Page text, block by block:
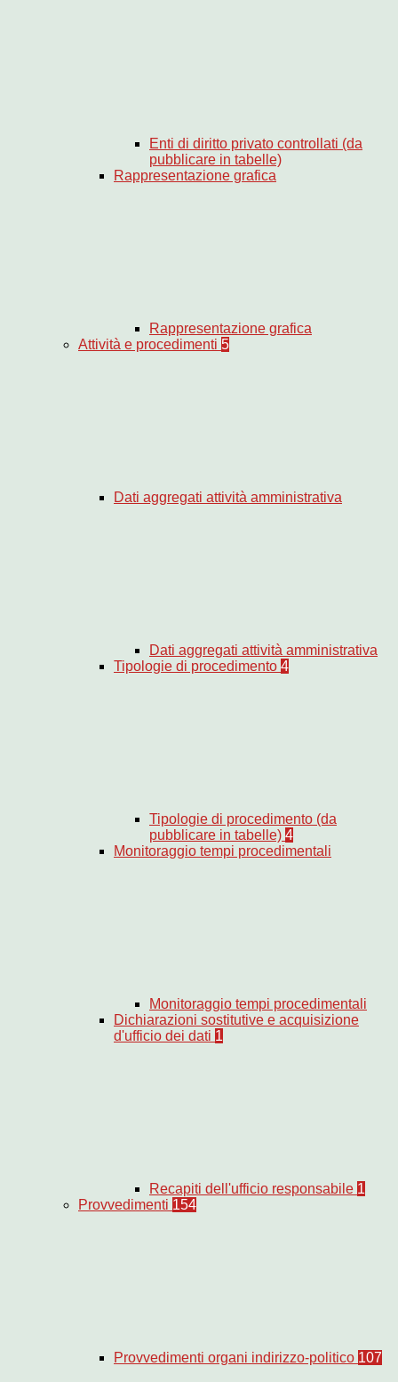
Enti di diritto privato controllati (da
pubblicare in tabelle)
Rappresentazione grafica
Rappresentazione grafica
Attività e procedimenti 5
Dati aggregati attività amministrativa
Dati aggregati attività amministrativa
Tipologie di procedimento 4
Tipologie di procedimento (da
pubblicare in tabelle) 4
Monitoraggio tempi procedimentali
Monitoraggio tempi procedimentali
Dichiarazioni sostitutive e acquisizione
d'ufficio dei dati 1
Recapiti dell'ufficio responsabile 1
Provvedimenti 154
Provvedimenti organi indirizzo-politico 107